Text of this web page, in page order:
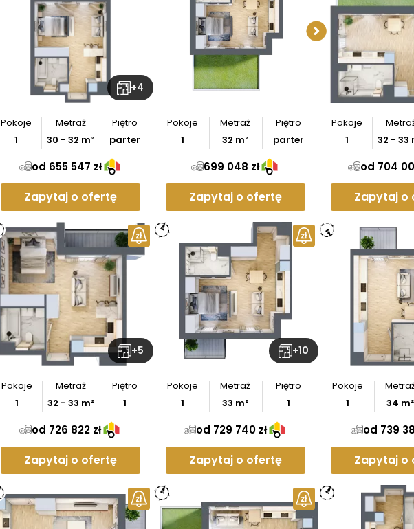
+4
Pokoje
1
Metraż
30 - 32 m²
Piętro
parter
od 655 547 zł
Zapytaj o ofertę
Sprawdź
Pokoje
1
Metraż
32 m²
Piętro
parter
699 048 zł
Zapytaj o ofertę
Pokoje
1
32 - 33
od 704
Zapytaj o
+5
Pokoje
1
Metraż
32 - 33 m²
Piętro
1
od 726 822 zł
Zapytaj o ofertę
+10
Pokoje
1
Metraż
33 m²
Piętro
1
od 729 740 zł
Zapytaj o ofertę
Pokoje
1
34 m²
od 739
Zapytaj o